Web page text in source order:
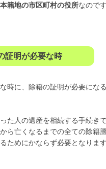
籍地の市区町村の役所なのです
証明が必要な時
時に、除籍の証明が必要にな
た人の遺産を相続する手続きで
ら亡くなるまでの全ての除籍謄
ためにかならず必要となります